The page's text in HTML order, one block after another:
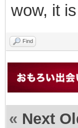
wow, it
Find
« Next